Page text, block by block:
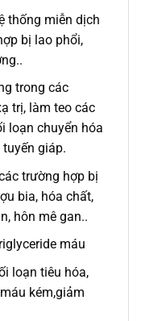
thống miễn dịch
bị lao phổi,
trong các
trị, làm teo các
loạn chuyển hóa
giáp.
trường hợp bị
bia, hóa chất,
hôn mê gan..
máu
loạn tiêu hóa,
kém,giảm